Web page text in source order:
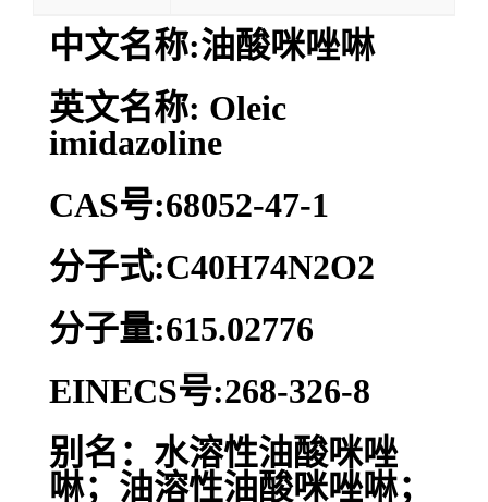
中文名称:油酸咪唑啉
英文名称: Oleic
imidazoline
CAS号:68052-47-1
分子式:C40H74N2O2
分子量:615.02776
EINECS号:268-326-8
别名：水溶性油酸咪唑
啉；油溶性油酸咪唑啉；